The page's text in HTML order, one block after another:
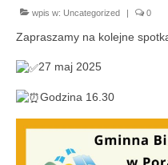
Katalog On-line
Aktualności
wydarzenia 2020
wpis w: Uncategorized | 0
Zapraszamy na kolejne
27 maj 2025
Godzina 16.30